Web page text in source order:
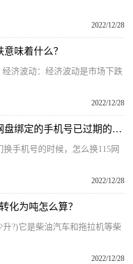
2022/12/28
味着什么？
济波动：经济波动是市场下跌
2022/12/28
115网盘绑定手机安全吗？115网盘绑定的手机号已过期的解决办法
手机号的时候，怎么换115网
2022/12/28
化为吨怎么算？
?)它是柴油汽车和拖拉机等柴
2022/12/28